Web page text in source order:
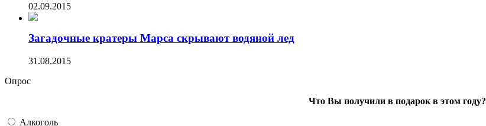
02.09.2015
Загадочные кратеры Марса скрывают водяной лед
31.08.2015
Опрос
Что Вы получили в подарок в этом году?
Алкоголь